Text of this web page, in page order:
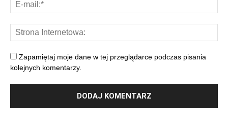
Zapamiętaj moje dane w tej przeglądarce podczas pisania
kolejnych komentarzy.